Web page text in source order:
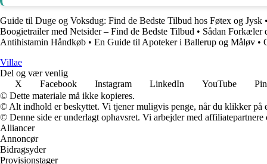
Guide til Duge og Voksdug: Find de Bedste Tilbud hos Føtex og Jysk •
Boogietrailer med Netsider – Find de Bedste Tilbud • Sådan Forkæler
Antihistamin Håndkøb • En Guide til Apoteker i Ballerup og Måløv •
Villae
Del og vær venlig
X
Facebook Instagram LinkedIn YouTube
© Dette materiale må ikke kopieres.
© Alt indhold er beskyttet. Vi tjener muligvis penge, når du klikker på
© Denne side er underlagt ophavsret. Vi arbejder med
Alliancer
Annoncør
Bidragsyder
Provisionstager